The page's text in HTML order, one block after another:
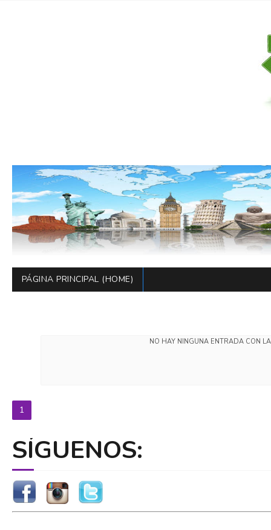
PÁGINA PRINCIPAL (HOME)
NO HAY NINGUNA ENTRADA CON
1
SÍGUENOS: